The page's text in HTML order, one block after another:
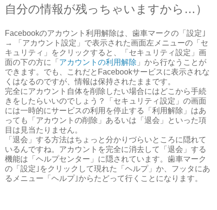
自分の情報が残っちゃいますから…）
Facebookのアカウント利用解除は、歯車マークの「設定｣
→ 「アカウント設定」で表示された画面左メニューの「セ
キュリティ」をクリックすると、「セキュリティ設定」画
面の下の方に「 アカウントの利用解除 」から行なうことが
できます。でも、これだとFacebookサービスに表示されな
くはなるのですが、情報は保持されたままです。
完全にアカウント自体を削除したい場合にはどこから手続
きをしたらいいのでしょう？「セキュリティ設定」の画面
には一時的にサービスの利用を停止する「利用解除」はあ
っても「アカウントの削除」あるいは「退会」といった項
目は見当たりません。
「退会」する方法はちょっと分かりづらいところに隠れて
いるんですね。アカウントを完全に消去して「退会」する
機能は「ヘルプセンター」に隠されています。歯車マーク
の「設定｣をクリックして現れた「ヘルプ」か、フッタにあ
るメニュー「ヘルプ｣からたどって行くことになります。